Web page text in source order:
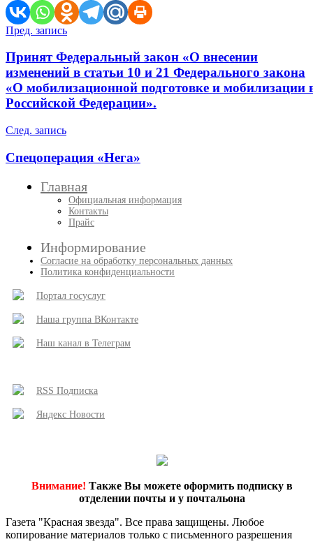
Навигация
по
записям
Пред. запись
Принят Федеральный закон «О внесении
изменений в статьи 10 и 21 Федерального закона
«О мобилизационной подготовке и мобилизации
Российской Федерации».
След. запись
Спецоперация «Нега»
Главная
Официальная информация
Контакты
Прайс
Информирование
Согласие на обработку персональных данных
Политика конфиденциальности
Портал госуслуг
Наша группа ВКонтакте
Наш канал в Телеграм
RSS Подписка
Яндекс Новости
Внимание! Также Вы можете оформить подписку в
отделении почты и у почтальона
Газета "Красная звезда". Все права защищены. Любое
копирование материалов только с письменного разрешения